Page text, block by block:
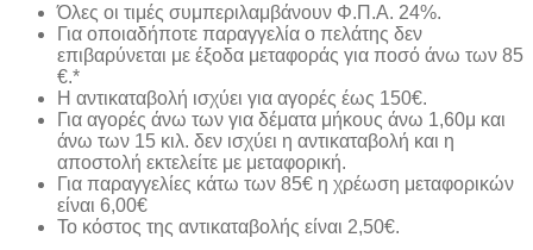
Όλες οι τιμές συμπεριλαμβάνουν Φ.Π.Α. 24%.
Για οποιαδήποτε παραγγελία ο πελάτης δεν
επιβαρύνεται με έξοδα μεταφοράς για ποσό άνω των 85
€.*
H αντικαταβολή ισχύει για αγορές έως 150€.
Για αγορές άνω των για δέματα μήκους άνω 1,60μ και
άνω των 15 κιλ. δεν ισχύει η αντικαταβολή και η
αποστολή εκτελείτε με μεταφορική.
Για παραγγελίες κάτω των 85€ η χρέωση μεταφορικών
είναι 6,00€
Το κόστος της αντικαταβολής είναι 2,50€.